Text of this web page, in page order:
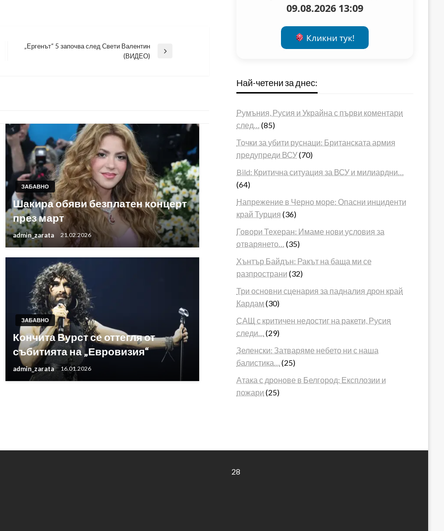
„Ергенът“ 5 започва след Свети Валентин
(ВИДЕО)
ЗАБАВНО
Шакира обяви безплатен концерт
през март
admin_zarata 21.02.2026
ЗАБАВНО
Кончита Вурст се оттегля от
събитията на „Евровизия“
admin_zarata 16.01.2026
09.08.2026 13:09
Кликни тук!
Най-четени за днес:
Румъния, Русия и Украйна с първи коментари
след…
(85)
Точки за убити руснаци: Британската армия
предупреди ВСУ(70)
Bild: Критична ситуация за ВСУ и милиардни…
(64)
Напрежение в Черно море: Опасни инциденти
край Турция (36)
Говори Техеран: Имаме нови условия за
отварянето…
(35)
Хънтър Байдън: Ракът на баща ми се
разпространи (32)
Три основни сценария за падналия дрон край
Кардам (30)
САЩ с критичен недостиг на ракети, Русия
следи…
(29)
Зеленски: Затваряме небето ни с наша
балистика…
(25)
Атака с дронове в Белгород: Експлозии и
пожари (25)
28